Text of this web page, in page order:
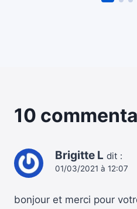
10
Brigitte L dit :
01/03/2021 à 12:07
bonjour et merci pour